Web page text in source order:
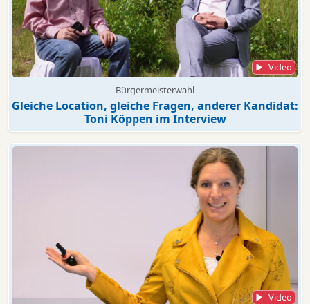
Video
Bürgermeisterwahl
Gleiche Location, gleiche Fragen, anderer Kandidat:
Toni Köppen im Interview
Video